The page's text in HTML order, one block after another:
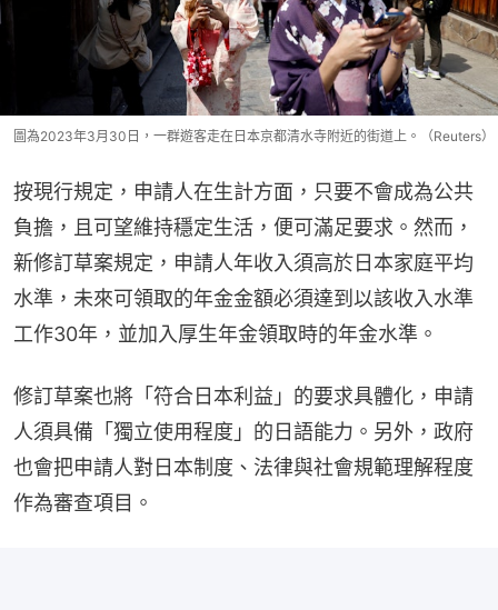
圖為2023年3月30日，一群遊客走在日本京都清水寺附近的街道上。（Reuters）
按現行規定，申請人在生計方面，只要不會成為公共
負擔，且可望維持穩定生活，便可滿足要求。然而，
新修訂草案規定，申請人年收入須高於日本家庭平均
水準，未來可領取的年金金額必須達到以該收入水準
工作30年，並加入厚生年金領取時的年金水準。
修訂草案也將「符合日本利益」的要求具體化，申請
人須具備「獨立使用程度」的日語能力。另外，政府
也會把申請人對日本制度、法律與社會規範理解程度
作為審查項目。